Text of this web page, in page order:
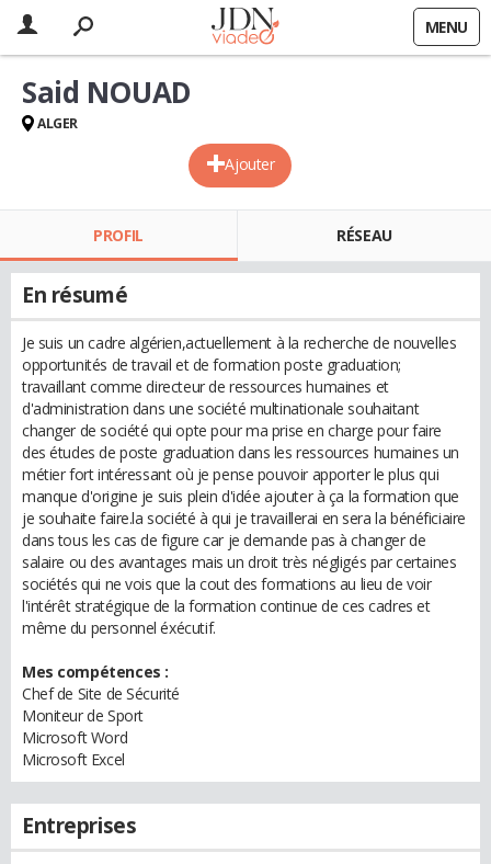
MENU
Ajouter
Said NOUAD
ALGER
PROFIL RÉSEAU
En résumé
Je suis un cadre algérien,actuellement à la recherche de nouvelles
opportunités de travail et de formation poste graduation;
travaillant comme directeur de ressources humaines et
d'administration dans une société multinationale souhaitant
changer de société qui opte pour ma prise en charge pour faire
des études de poste graduation dans les ressources humaines un
métier fort intéressant où je pense pouvoir apporter le plus qui
manque d'origine je suis plein d'idée ajouter à ça la formation que
je souhaite faire.la société à qui je travaillerai en sera la bénéficiaire
dans tous les cas de figure car je demande pas à changer de
salaire ou des avantages mais un droit très négligés par certaines
sociétés qui ne vois que la cout des formations au lieu de voir
l'intérêt stratégique de la formation continue de ces cadres et
même du personnel éxécutif.
Mes compétences :
Chef de Site de Sécurité
Moniteur de Sport
Microsoft Word
Microsoft Excel
Entreprises